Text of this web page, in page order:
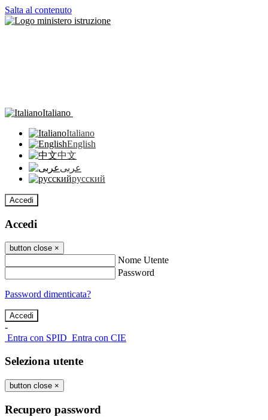
Salta al contenuto
Italiano
Italiano
English
中文
عربى
русский
Accedi
Accedi
button close ×
Nome Utente
Password
Password dimenticata?
-
Entra con SPID Entra con CIE
Seleziona utente
button close ×
Recupero password